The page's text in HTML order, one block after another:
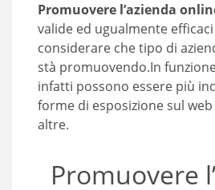
Promuovere l’azienda
valide ed ugualmente
considerare che tipo di
stà promuovendo.In
infatti possono essere più
forme di esposizione sul
altre.
Promuovere